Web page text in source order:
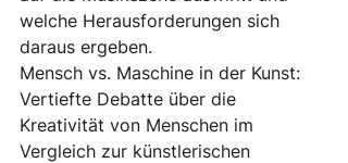
welche Herausforderungen sich
daraus ergeben.
Mensch vs. Maschine in der Kunst:
Vertiefte Debatte über die
Kreativität von Menschen im
Vergleich zur künstlerischen